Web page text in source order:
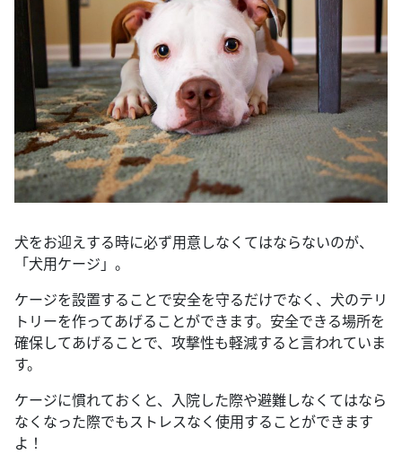
犬をお迎えする時に必ず用意しなくてはならないのが、
「犬用ケージ」。
ケージを設置することで安全を守るだけでなく、犬のテリ
トリーを作ってあげることができます。安全できる場所を
確保してあげることで、攻撃性も軽減すると言われていま
す。
ケージに慣れておくと、入院した際や避難しなくてはなら
なくなった際でもストレスなく使用することができます
よ！